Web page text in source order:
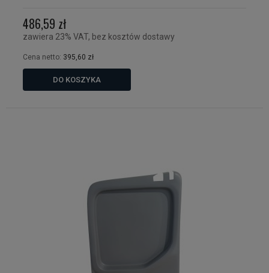
486,59 zł
zawiera 23% VAT, bez kosztów dostawy
Cena netto: 395,60 zł
DO KOSZYKA